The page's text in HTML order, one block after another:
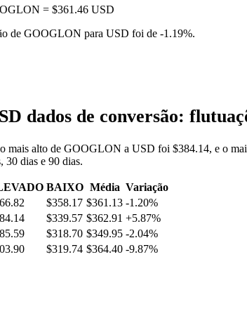
= $361.46 USD
de GOOGLON para USD foi de -1.19%.
dados de conversão:
mais alto de GOOGLON a USD foi $384.14, e o
30 dias e 90 dias.
BAIXO Média Variação
$358.17 $361.13 -1.20%
$339.57 $362.91 +5.87%
$318.70 $349.95 -2.04%
$319.74 $364.40 -9.87%